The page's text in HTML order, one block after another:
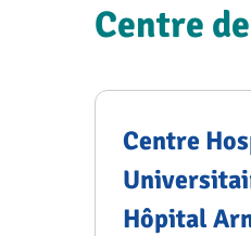
Centre
Centre
Hôpital